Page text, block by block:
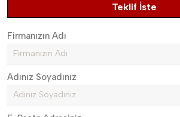
Teklif İste
Firmanızın Adı
Adınız Soyadınız